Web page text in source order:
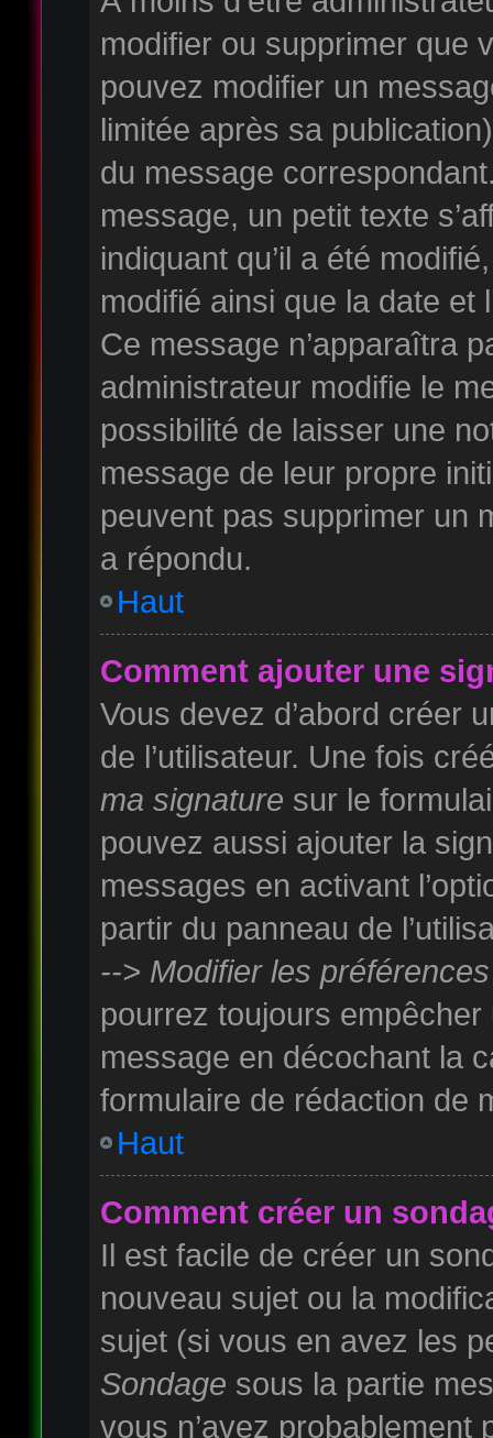
modifier ou supprimer que
pouvez modifier un
limitée après sa
du message
message, un petit texte
indiquant qu’il a été
modifié ainsi que la date et
Ce message n’apparaîtra
administrateur modifie le
possibilité de laisser une
message de leur propre
peuvent pas supprimer un
a répondu.
Haut
Comment ajouter une
Vous devez d’abord créer
de l’utilisateur. Une fois
ma signature sur le
pouvez aussi ajouter la
messages en activant
partir du panneau de
--> Modifier les
pourrez toujours empêcher
message en décochant la
formulaire de rédaction de
Haut
Comment créer un
Il est facile de créer un
nouveau sujet ou la
sujet (si vous en avez les
Sondage sous la partie
vous n’avez probablement